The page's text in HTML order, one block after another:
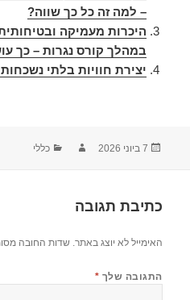
– למה זה כל כך שווה?
היכרות מעמיקה
במהלך קורס נגרות – כך
יצירת חוויות בלתי
7 ביוני 2026 כללי
כתיבת תגובה
האימייל לא יוצג באתר. שדות החובה
התגובה שלך *